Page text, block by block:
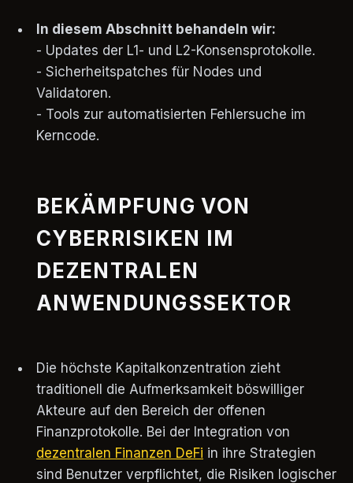
In diesem Abschnitt behandeln wir:
- Updates der L1- und L2-Konsensprotokolle.
- Sicherheitspatches für Nodes und
Validatoren.
- Tools zur automatisierten Fehlersuche im
Kerncode.
BEKÄMPFUNG VON
CYBERRISIKEN IM
DEZENTRALEN
ANWENDUNGSSEKTOR
Die höchste Kapitalkonzentration zieht
traditionell die Aufmerksamkeit böswilliger
Akteure auf den Bereich der offenen
Finanzprotokolle. Bei der Integration von
dezentralen Finanzen DeFi in ihre Strategien
sind Benutzer verpflichtet, die Risiken logischer